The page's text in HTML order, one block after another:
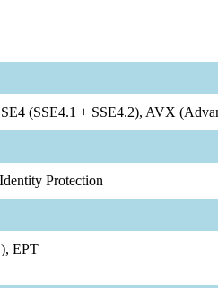
(SSE4.1 + SSE4.2), AVX
Protection
EPT